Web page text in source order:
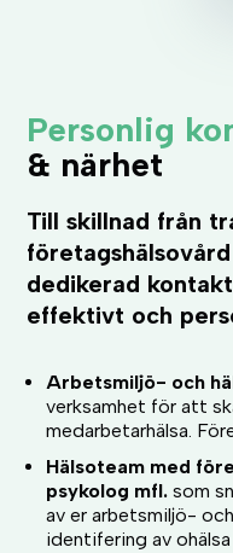
Personlig
& närhet
Till skillnad från
dedikerad
effektivt och
Arbetsmiljö- och
verksamhet för att
medarbetarhälsa.
Hälsoteam med
psykolog mfl.som
av er arbetsmiljö-
identifering av ohälsa